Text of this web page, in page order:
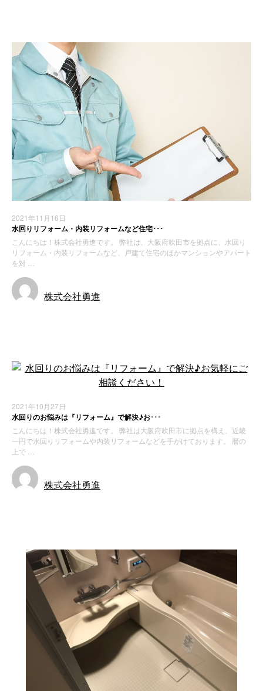
2021年11月16日
水回りリフォーム・内装リフォームなど住宅･･･
こんにちは！株式会社勇進です。 弊社は、大阪府吹田市を拠点に、水回り
リフォーム・内装リフォームなど、戸建て住宅のほかマンションやアパート
を対 …
株式会社勇進
2021年10月27日
水回りのお悩みは『リフォーム』で解決♪お･･･
こんにちは！株式会社勇進です。 弊社は大阪府吹田市に拠点を構え、近畿
一円で水回りリフォームや内装リフォームなどを手がけております。 暦の
上で …
株式会社勇進